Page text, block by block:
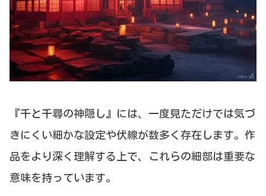
『千と千尋の神隠し』には、一度見ただけでは気づ
きにくい細かな設定や伏線が数多く存在します。作
品をより深く理解する上で、これらの細部は重要な
意味を持っています。